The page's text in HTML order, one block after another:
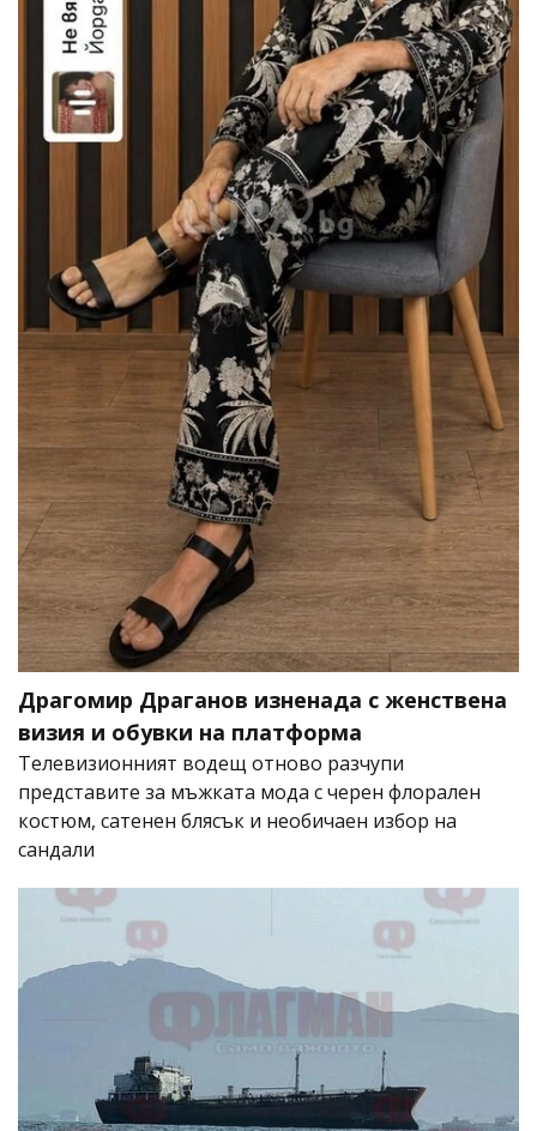
Драгомир Драганов изненада с женствена
визия и обувки на платформа
Телевизионният водещ отново разчупи
представите за мъжката мода с черен флорален
костюм, сатенен блясък и необичаен избор на
сандали